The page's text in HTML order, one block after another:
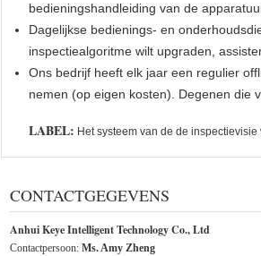
bedieningshandleiding van de
Dagelijkse bedienings- en
inspectiealgoritme wilt upgraden,
Ons bedrijf heeft elk jaar een regulier
nemen (op eigen kosten). Degenen die
LABEL: Het systeem van de de
CONTACTGEGEVENS
Anhui Keye Intelligent Technology Co., Ltd
Contactpersoon: Ms. Amy Zheng